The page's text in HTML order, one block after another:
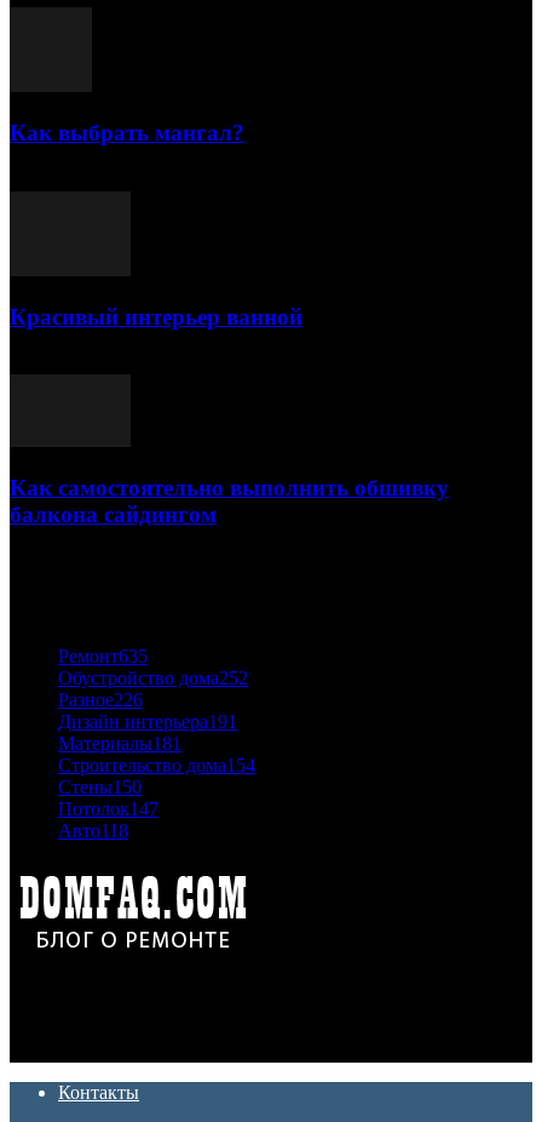
Как выбрать мангал?
Красивый интерьер ванной
Как самостоятельно выполнить обшивку
балкона сайдингом
Ремонт635
Обустройство дома252
Разное226
Дизайн интерьера191
Материалы181
Строительство дома154
Стены150
Потолок147
Авто118
Контакты